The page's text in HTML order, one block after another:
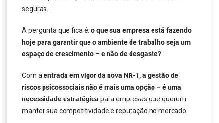
seguras.
A pergunta que fica é: o que sua empresa está fazendo
hoje para garantir que o ambiente de trabalho seja um
espaço de crescimento – e não de desgaste?
Com aentrada em vigor da nova NR-1,a gestão de
riscos psicossociais não é mais uma opção – é uma
necessidade estratégica para empresas que querem
manter sua competitividade e reputação no mercado.